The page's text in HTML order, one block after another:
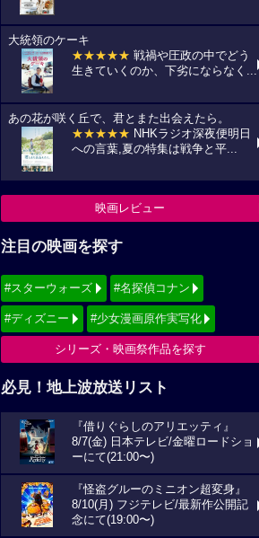
大統領のケーキ
★★★★★ 戦禍や圧政の中でどう
生きていくのか、下劣にならなく...
あの花が咲く丘で、君とまた出会えたら。
★★★★★ NHKラジオ深夜便明日
への言葉,夏の特集は戦争と平...
映画レビュー
注目の映画を探す
#スターウォーズ #名探偵コナン
#ディズニー #少女漫画原作実写化
シリーズ・映画祭作品を探す
必見！地上波放送リスト
『借りぐらしのアリエッティ』
8/7(金) 日本テレビ/金曜ロードショ
ーにて(21:00〜)
『怪盗グルーのミニオン超変身』
8/10(月) フジテレビ/最新作公開記
念にて(19:00〜)